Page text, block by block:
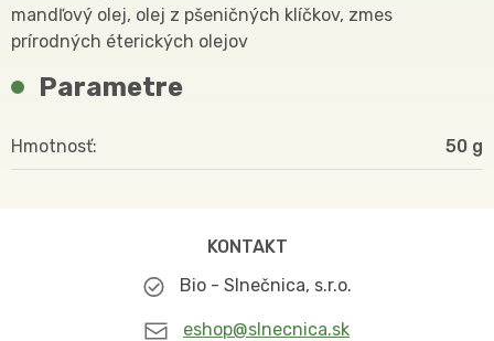
mandľový olej, olej z pšeničných klíčkov, zmes
prírodných éterických olejov
Parametre
Hmotnosť 50
KONTAKT
Bio - Slnečnica, s.r.o.
eshop@slnecnica.sk